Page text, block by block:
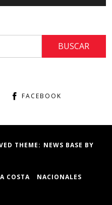
FACEBOOK
THEME: NEWS BASE BY
COSTA
NACIONALES